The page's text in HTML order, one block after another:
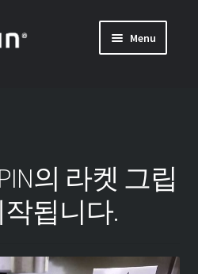
Menu
만의 탁구 라켓 만들기 (특주)
구 블레이드 조합하기 – 조합 방법
의 라켓 그립
됩니다.